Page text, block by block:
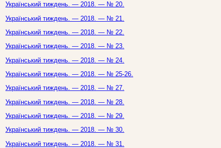
Український тиждень. — 2018. — № 20.
Український тиждень. — 2018. — № 21.
Український тиждень. — 2018. — № 22.
Український тиждень. — 2018. — № 23.
Український тиждень. — 2018. — № 24.
Український тиждень. — 2018. — № 25-26.
Український тиждень. — 2018. — № 27.
Український тиждень. — 2018. — № 28.
Український тиждень. — 2018. — № 29.
Український тиждень. — 2018. — № 30.
Український тиждень. — 2018. — № 31.